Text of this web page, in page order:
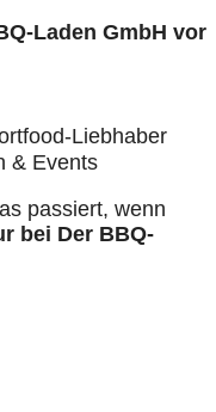
Laden GmbH vor
Liebhaber
& Events
passiert, wenn
bei Der BBQ-